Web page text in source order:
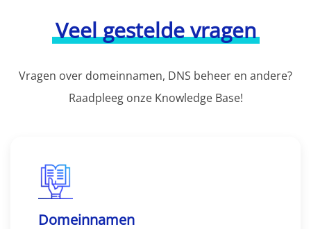
Veel gestelde vragen
Vragen over domeinnamen, DNS beheer en andere?
Raadpleeg onze Knowledge Base!
Domeinnamen